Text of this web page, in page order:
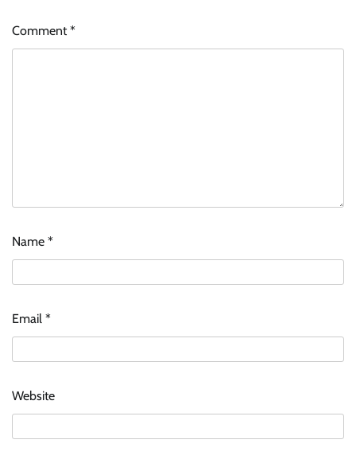
Comment*
Name *
Email *
Website